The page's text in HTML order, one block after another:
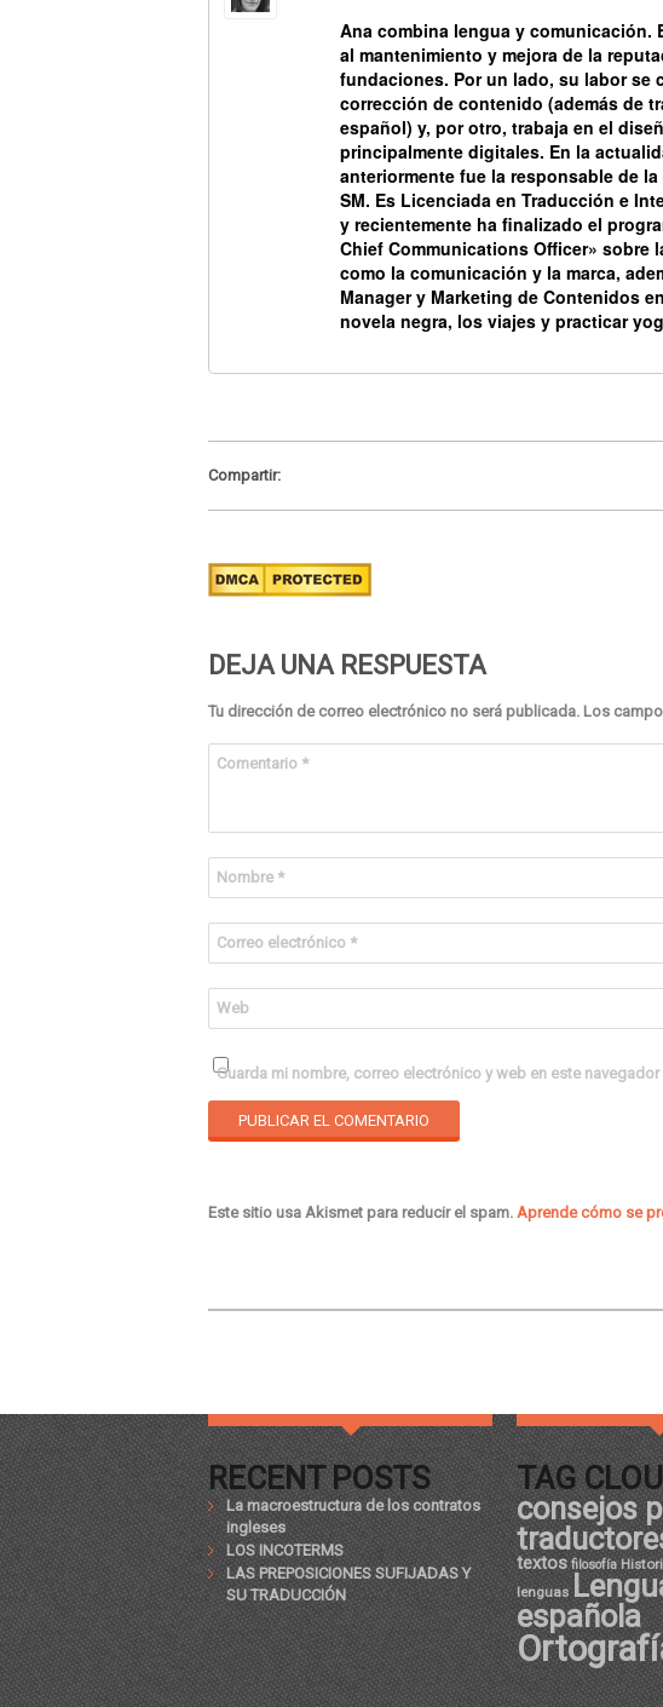
Ana combina lengua y comunicación.
al mantenimiento y mejora de la
fundaciones. Por un lado, su labor se
corrección de contenido (además de
español) y, por otro, trabaja en el
principalmente digitales. En la
anteriormente fue la responsable de
SM. Es Licenciada en Traducción e
y recientemente ha finalizado el
Chief Communications Officer»
como la comunicación y la marca,
Manager y Marketing de Contenidos
novela negra, los viajes y practicar
Compartir:
DEJA UNA RESPUESTA
Tu dirección de correo electrónico no será publicada. Los
Comentario *
Nombre *
Correo electrónico *
Web
Guarda mi nombre, correo electrónico y web en este
Este sitio usa Akismet para reducir el spam. Aprende cómo se
RECENT POSTS
La macroestructura de los contratos
ingleses
LOS INCOTERMS
LAS PREPOSICIONES SUFIJADAS Y
SU TRADUCCIÓN
TAG
consejos
textos filosofía
lenguas
española